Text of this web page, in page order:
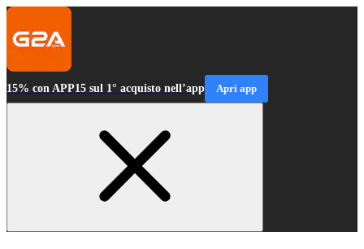
15% con APP15 sul 1° acquisto nell’app Apri app